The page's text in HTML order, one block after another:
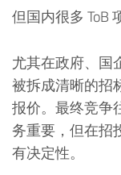
但国内很多 ToB
尤其在政府、国
被拆成清晰的招
报价。最终竞争
务重要，但在招
有决定性。